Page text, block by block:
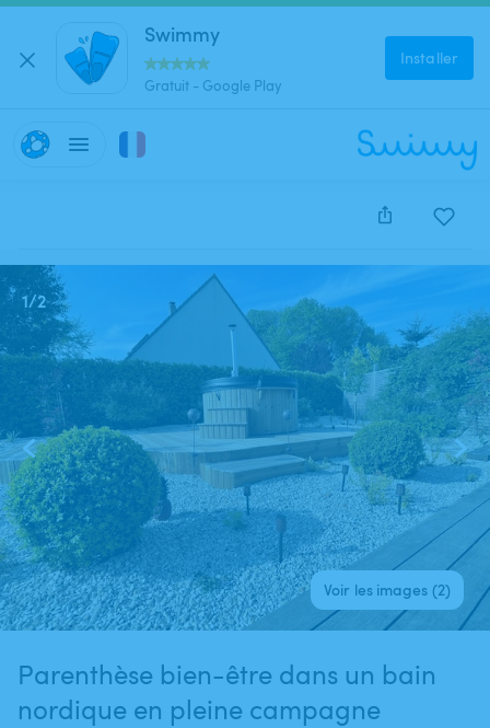
Swimmy
Gratuit - Google Play
Installer
Cette annonce est close et ne peut être réservée.
1/2
Voir les images (2)
Parenthèse bien-être dans un bain
nordique en pleine campagne